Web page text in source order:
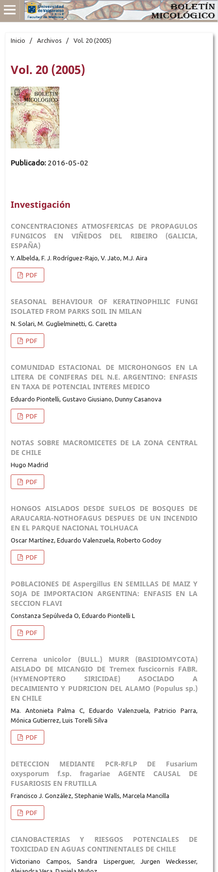
Inicio / Archivos / Vol. 20 (2005)
Vol. 20 (2005)
Publicado: 2016-05-02
Investigación
CONCENTRACIONES ATMOSFERICAS DE PROPAGULOS
FUNGICOS EN VIÑEDOS DEL RIBEIRO (GALICIA,
ESPAÑA)
Y. Albelda, F. J. Rodríguez-Rajo, V. Jato, M.J. Aira
PDF
SEASONAL BEHAVIOUR OF KERATINOPHILIC FUNGI
ISOLATED FROM PARKS SOIL IN MILAN
N. Solari, M. Guglielminetti, G. Caretta
PDF
COMUNIDAD ESTACIONAL DE MICROHONGOS EN LA
LITERA DE CONIFERAS DEL N.E. ARGENTINO: ENFASIS
EN TAXA DE POTENCIAL INTERES MEDICO
Eduardo Piontelli, Gustavo Giusiano, Dunny Casanova
PDF
NOTAS SOBRE MACROMICETES DE LA ZONA CENTRAL
DE CHILE
Hugo Madrid
PDF
HONGOS AISLADOS DESDE SUELOS DE BOSQUES DE
ARAUCARIA-NOTHOFAGUS DESPUES DE UN INCENDIO
EN EL PARQUE NACIONAL TOLHUACA
Oscar Martínez, Eduardo Valenzuela, Roberto Godoy
PDF
POBLACIONES DE Aspergillus EN SEMILLAS DE MAIZ Y
SOJA DE IMPORTACION ARGENTINA: ENFASIS EN LA
SECCION FLAVI
Constanza Sepúlveda O, Eduardo Piontelli L
PDF
Cerrena unicolor (BULL.) MURR (BASIDIOMYCOTA)
AISLADO DE MICANGIO DE Tremex fuscicornis FABR.
(HYMENOPTERO SIRICIDAE) ASOCIADO A
DECAIMIENTO Y PUDRICION DEL ALAMO (Populus sp.)
EN CHILE
Ma. Antonieta Palma C, Eduardo Valenzuela, Patricio Parra,
Mónica Gutierrez, Luis Torelli Silva
PDF
DETECCION MEDIANTE PCR-RFLP DE Fusarium
oxysporum f.sp. fragariae AGENTE CAUSAL DE
FUSARIOSIS EN FRUTILLA
Francisco J. González, Stephanie Walls, Marcela Mancilla
PDF
CIANOBACTERIAS Y RIESGOS POTENCIALES DE
TOXICIDAD EN AGUAS CONTINENTALES DE CHILE
Victoriano Campos, Sandra Lisperguer, Jurgen Weckesser,